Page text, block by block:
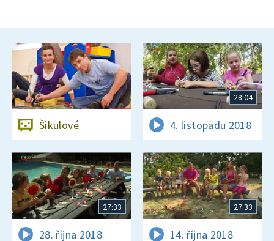
Šikulové
28:04
4. listopadu 2018
27:33
28. října 2018
27:33
14. října 2018